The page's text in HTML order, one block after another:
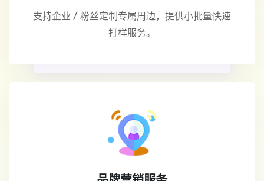
支持企业 / 粉丝定制专属周边，提供小批量快速
打样服务。